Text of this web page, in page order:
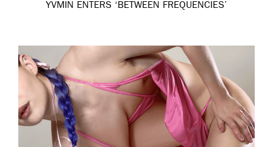
YVMIN ENTERS ‘BETWEEN FREQUENCIES’